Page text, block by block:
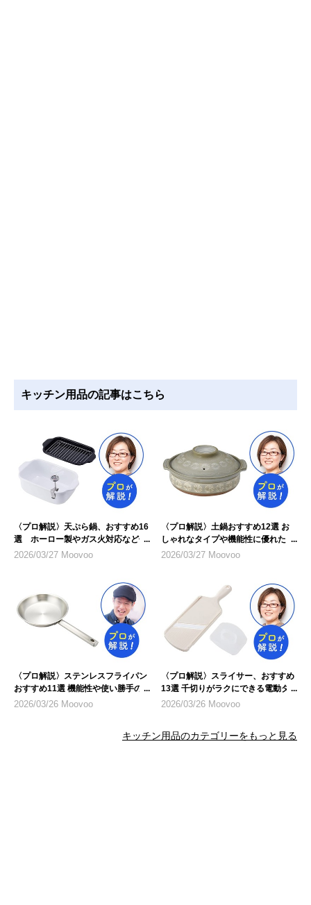
キッチン用品の記事はこちら
〈プロ解説〉天ぷら鍋、おすすめ16
選 ホーロー製やガス火対応など仕
様に注目
2026/03/27 Moovoo
〈プロ解説〉土鍋おすすめ12選 お
しゃれなタイプや機能性に優れたも
のを紹介
2026/03/27 Moovoo
〈プロ解説〉ステンレスフライパン
おすすめ11選 機能性や使い勝手の
良さに注目
2026/03/26 Moovoo
〈プロ解説〉スライサー、おすすめ
13選 千切りがラクにできる電動タ
イプも
2026/03/26 Moovoo
キッチン用品のカテゴリーをもっと見る